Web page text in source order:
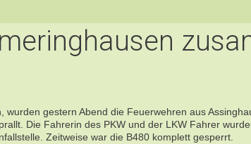
gestern Abend die Feuerwehren aus
Die Fahrerin des PKW und der LKW Fahrer
Zeitweise war die B480 komplett gesperrt.